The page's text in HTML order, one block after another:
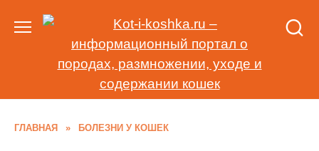
содержанию
ГЛАВНАЯ » БОЛЕЗНИ У КОШЕК